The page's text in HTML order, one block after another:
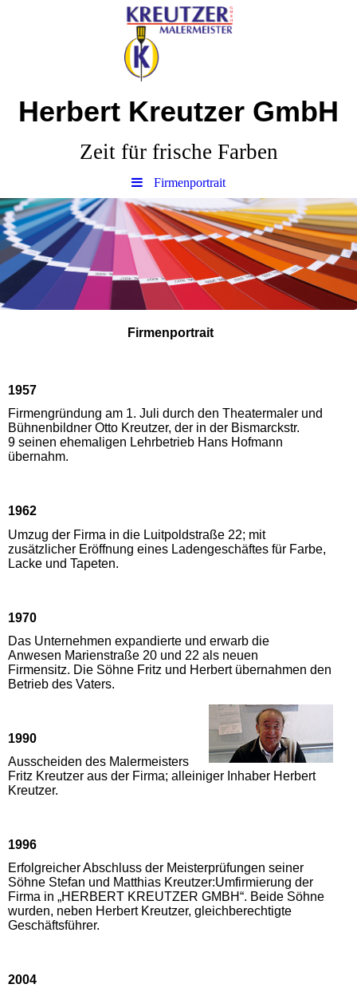
Herbert Kreutzer GmbH
Zeit für frische Farben
Firmenportrait
Firmenportrait
1957
Firmengründung am 1. Juli durch den Theatermaler und
Bühnenbildner Otto Kreutzer, der in der Bismarckstr.
9 seinen ehemaligen Lehrbetrieb Hans Hofmann
übernahm.
1962
Umzug der Firma in die Luitpoldstraße 22; mit
zusätzlicher Eröffnung eines Ladengeschäftes für Farbe,
Lacke und Tapeten.
1970
Das Unternehmen expandierte und erwarb die
Anwesen Marienstraße 20 und 22 als neuen
Firmensitz. Die Söhne Fritz und Herbert übernahmen den
Betrieb des Vaters.
1990
Ausscheiden des Malermeisters
Fritz Kreutzer aus der Firma; alleiniger Inhaber Herbert
Kreutzer.
1996
Erfolgreicher Abschluss der Meisterprüfungen seiner
Söhne Stefan und Matthias Kreutzer:Umfirmierung der
Firma in „HERBERT KREUTZER GMBH“. Beide Söhne
wurden, neben Herbert Kreutzer, gleichberechtigte
Geschäftsführer.
2004